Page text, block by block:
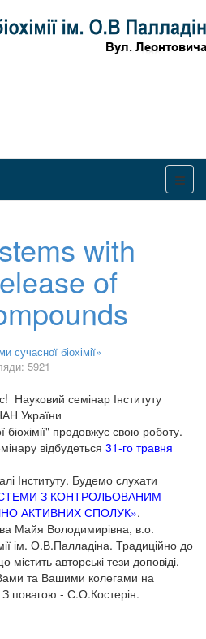
with
of
сучасної біохімії»
5921
семінар Інституту
України
біохімії" продовжує свою роботу.
відбудеться 31-го травня
Інституту. Будемо слухати
З КОНТРОЛЬОВАНИМ
АКТИВНИХ СПОЛУК».
Майя Володимирівна, в.о.
ім. О.В.Палладіна. Традиційно до
авторські тези доповіді.
та Вашими колегами на
З повагою - С.О.Костерін.